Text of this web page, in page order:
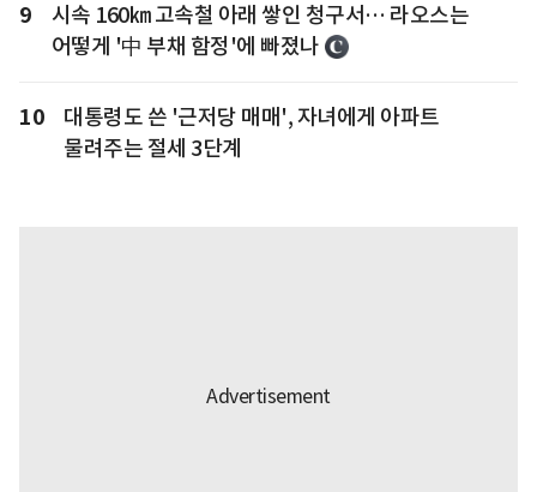
9
시속 160㎞ 고속철 아래 쌓인 청구서… 라오스는
어떻게 '中 부채 함정'에 빠졌나
10
대통령도 쓴 '근저당 매매', 자녀에게 아파트
물려주는 절세 3단계